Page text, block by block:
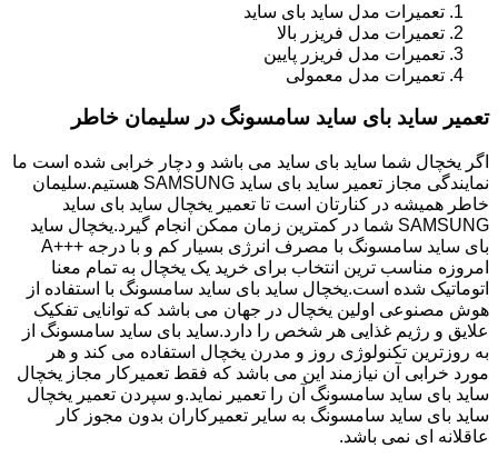
تعمیرات مدل ساید بای ساید
تعمیرات مدل فریزر بالا
تعمیرات مدل فریزر پایین
تعمیرات مدل معمولی
تعمیر ساید بای ساید سامسونگ در سلیمان خاطر
اگر یخچال شما ساید بای ساید می باشد و دچار خرابی شده است ما
نمایندگی مجاز تعمیر ساید بای ساید SAMSUNG هستیم.سلیمان
خاطر همیشه در کنارتان است تا تعمیر یخچال ساید بای ساید
SAMSUNG شما در کمترین زمان ممکن انجام گیرد.یخچال ساید
بای ساید سامسونگ با مصرف انرژی بسیار کم و با درجه +++A
امروزه مناسب ترین انتخاب برای خرید یک یخچال به تمام معنا
اتوماتیک شده است.یخچال ساید بای ساید سامسونگ با استفاده از
هوش مصنوعی اولین یخچال در جهان می باشد که توانایی تفکیک
علایق و رژیم غذایی هر شخص را دارد.ساید بای ساید سامسونگ از
به روزترین تکنولوژی روز و مدرن یخچال استفاده می کند و هر
مورد خرابی آن نیازمند این می باشد که فقط تعمیرکار مجاز یخچال
ساید بای ساید سامسونگ آن را تعمیر نماید.و سپردن تعمیر یخچال
ساید بای ساید سامسونگ به سایر تعمیرکاران بدون مجوز کار
عاقلانه ای نمی باشد.